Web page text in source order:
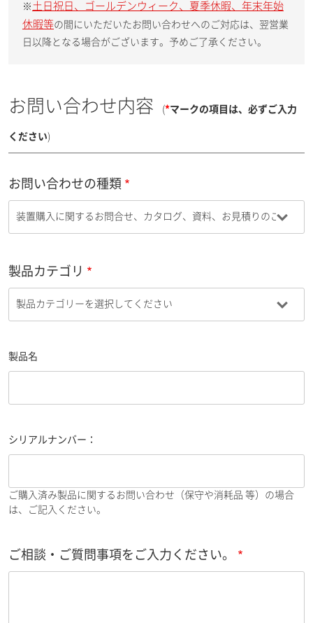
※ 土日祝日、ゴールデンウィーク、夏季休暇、年末年始
休暇等の間にいただいたお問い合わせへのご対応は、翌営業
日以降となる場合がございます。予めご了承ください。
お問い合わせ内容 (*マークの項目は、必ずご入力
ください)
お問い合わせの種類
製品カテゴリ
製品名
シリアルナンバー：
ご購入済み製品に関するお問い合わせ（保守や消耗品 等）の場合
は、ご記入ください。
ご相談・ご質問事項をご入力ください。